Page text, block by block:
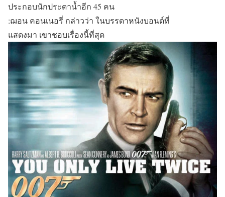
ประกอบนักประดาน้ำอีก 45 คน
:ฌอน คอนเนอรี่ กล่าวว่า ในบรรดาหนังบอนด์ที่
แสดงมา เขาชอบเรื่องนี้ที่สุด